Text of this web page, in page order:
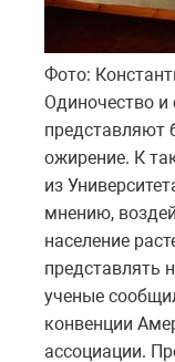
Фото:
Одиночество и
представляют
ожирение. К
из
мнению,
население
представлять
ученые
конвенции
ассоциации.